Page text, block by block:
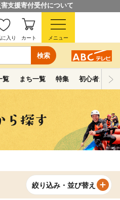
支援寄付受付について
検索
に入り カート メニュー
覧 まち一覧 特集 初心者ガイド
絞り込み・並び替え